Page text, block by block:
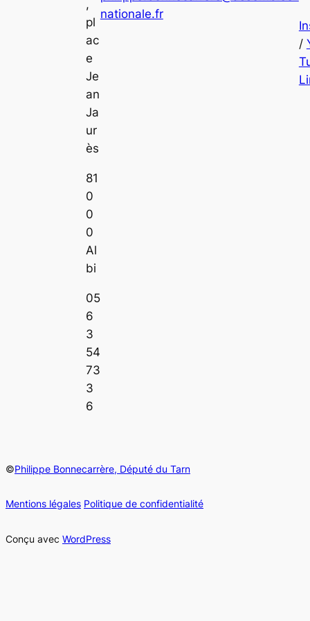
,
pl
ac
e
Je
an
Ja
ur
ès
81
0
0
0
Al
bi
05
6
3
54
73
3
6
nationale.fr
/
©Philippe Bonnecarrère, Député du Tarn
Mentions légales Politique de confidentialité
Conçu avec WordPress